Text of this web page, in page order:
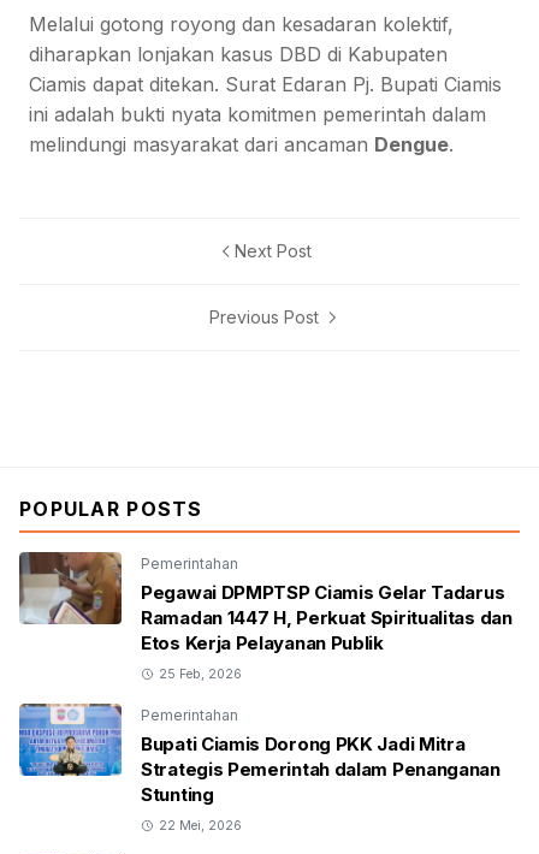
Melalui gotong royong dan kesadaran kolektif,
diharapkan lonjakan kasus DBD di Kabupaten
Ciamis dapat ditekan. Surat Edaran Pj. Bupati Ciamis
ini adalah bukti nyata komitmen pemerintah dalam
melindungi masyarakat dari ancaman Dengue.
Next Post
Previous Post
POPULAR POSTS
Pemerintahan
Pegawai DPMPTSP Ciamis Gelar Tadarus
Ramadan 1447 H, Perkuat Spiritualitas dan
Etos Kerja Pelayanan Publik
25 Feb, 2026
Pemerintahan
Bupati Ciamis Dorong PKK Jadi Mitra
Strategis Pemerintah dalam Penanganan
Stunting
22 Mei, 2026